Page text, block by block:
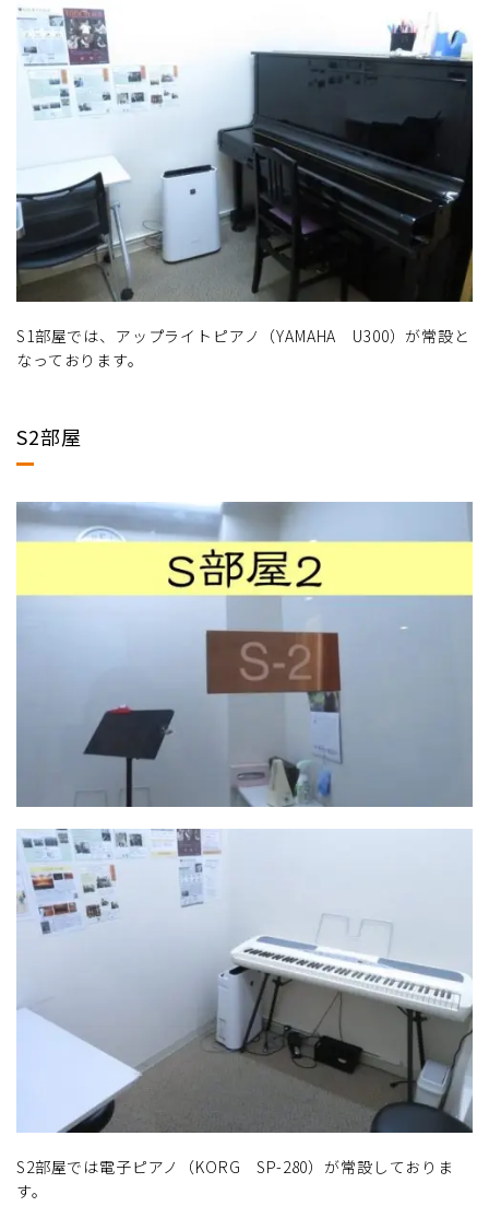
S1部屋では、アップライトピアノ（YAMAHA U300）が常設と
なっております。
S2部屋
S2部屋では電子ピアノ（KORG SP-280）が常設しておりま
す。